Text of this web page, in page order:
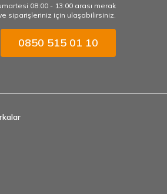
08:00 - 13:00 arası merak
siparişleriniz için ulaşabilirsiniz.
0850 515 01 10